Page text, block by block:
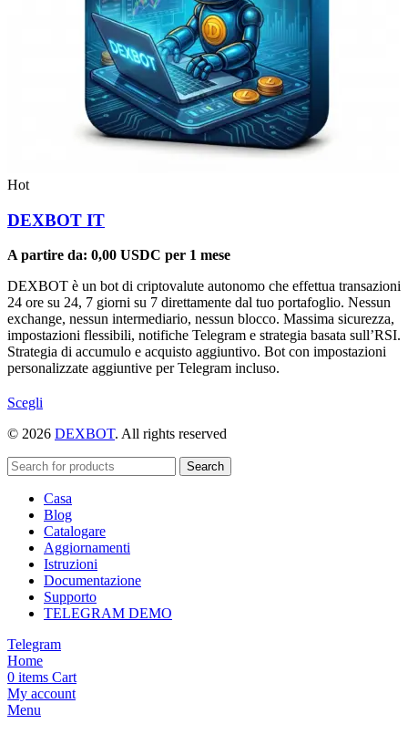
Hot
DEXBOT IT
A partire da: 0,00 USDC per 1 mese
DEXBOT è un bot di criptovalute autonomo che effettua transazioni
24 ore su 24, 7 giorni su 7 direttamente dal tuo portafoglio. Nessun
exchange, nessun intermediario, nessun blocco. Massima sicurezza,
impostazioni flessibili, notifiche Telegram e strategia basata sull’RSI.
Strategia di accumulo e acquisto aggiuntivo. Bot con impostazioni
personalizzate aggiuntive per Telegram incluso.
Scegli
ha
varianti.
opzioni
possono
essere
scelte
nella
pagina
del
prodotto
© 2026 DEXBOT. All rights reserved
Search
Casa
Blog
Catalogare
Aggiornamenti
Istruzioni
Documentazione
Supporto
TELEGRAM DEMO
Telegram
Home
0 items Cart
My account
Menu